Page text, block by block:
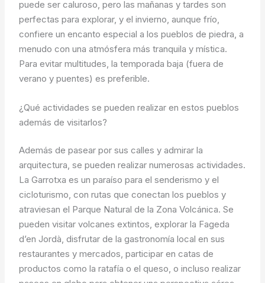
puede ser caluroso, pero las mañanas y tardes son
perfectas para explorar, y el invierno, aunque frío,
confiere un encanto especial a los pueblos de piedra, a
menudo con una atmósfera más tranquila y mística.
Para evitar multitudes, la temporada baja (fuera de
verano y puentes) es preferible.
¿Qué actividades se pueden realizar en estos pueblos
además de visitarlos?
Además de pasear por sus calles y admirar la
arquitectura, se pueden realizar numerosas actividades.
La Garrotxa es un paraíso para el senderismo y el
cicloturismo, con rutas que conectan los pueblos y
atraviesan el Parque Natural de la Zona Volcánica. Se
pueden visitar volcanes extintos, explorar la Fageda
d’en Jordà, disfrutar de la gastronomía local en sus
restaurantes y mercados, participar en catas de
productos como la ratafía o el queso, o incluso realizar